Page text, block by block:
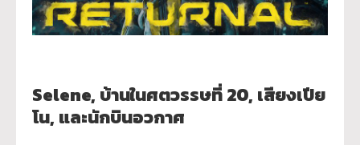
Selene, บ้านในศตวรรษที่ 20, เสียงเปีย
โน, และนักบินอวกาศ